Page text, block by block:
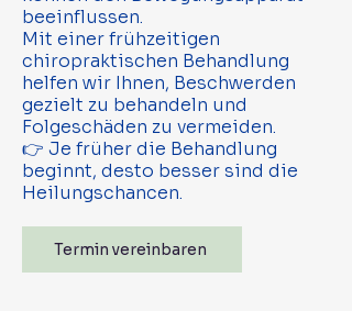
beeinflussen.
Mit einer frühzeitigen
chiropraktischen Behandlung
helfen wir Ihnen, Beschwerden
gezielt zu behandeln und
Folgeschäden zu vermeiden.
👉 Je früher die Behandlung
beginnt, desto besser sind die
Heilungschancen.
Termin vereinbaren